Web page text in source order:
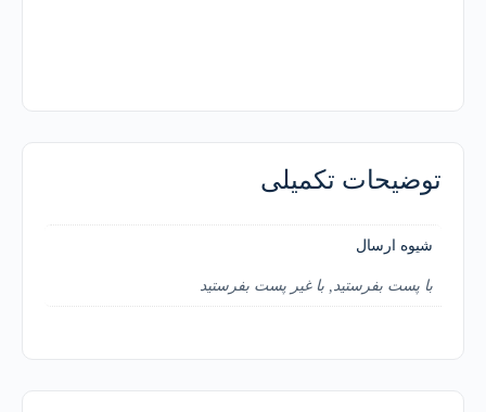
توضیحات تکمیلی
شیوه ارسال
با پست بفرستید, با غیر پست بفرستید